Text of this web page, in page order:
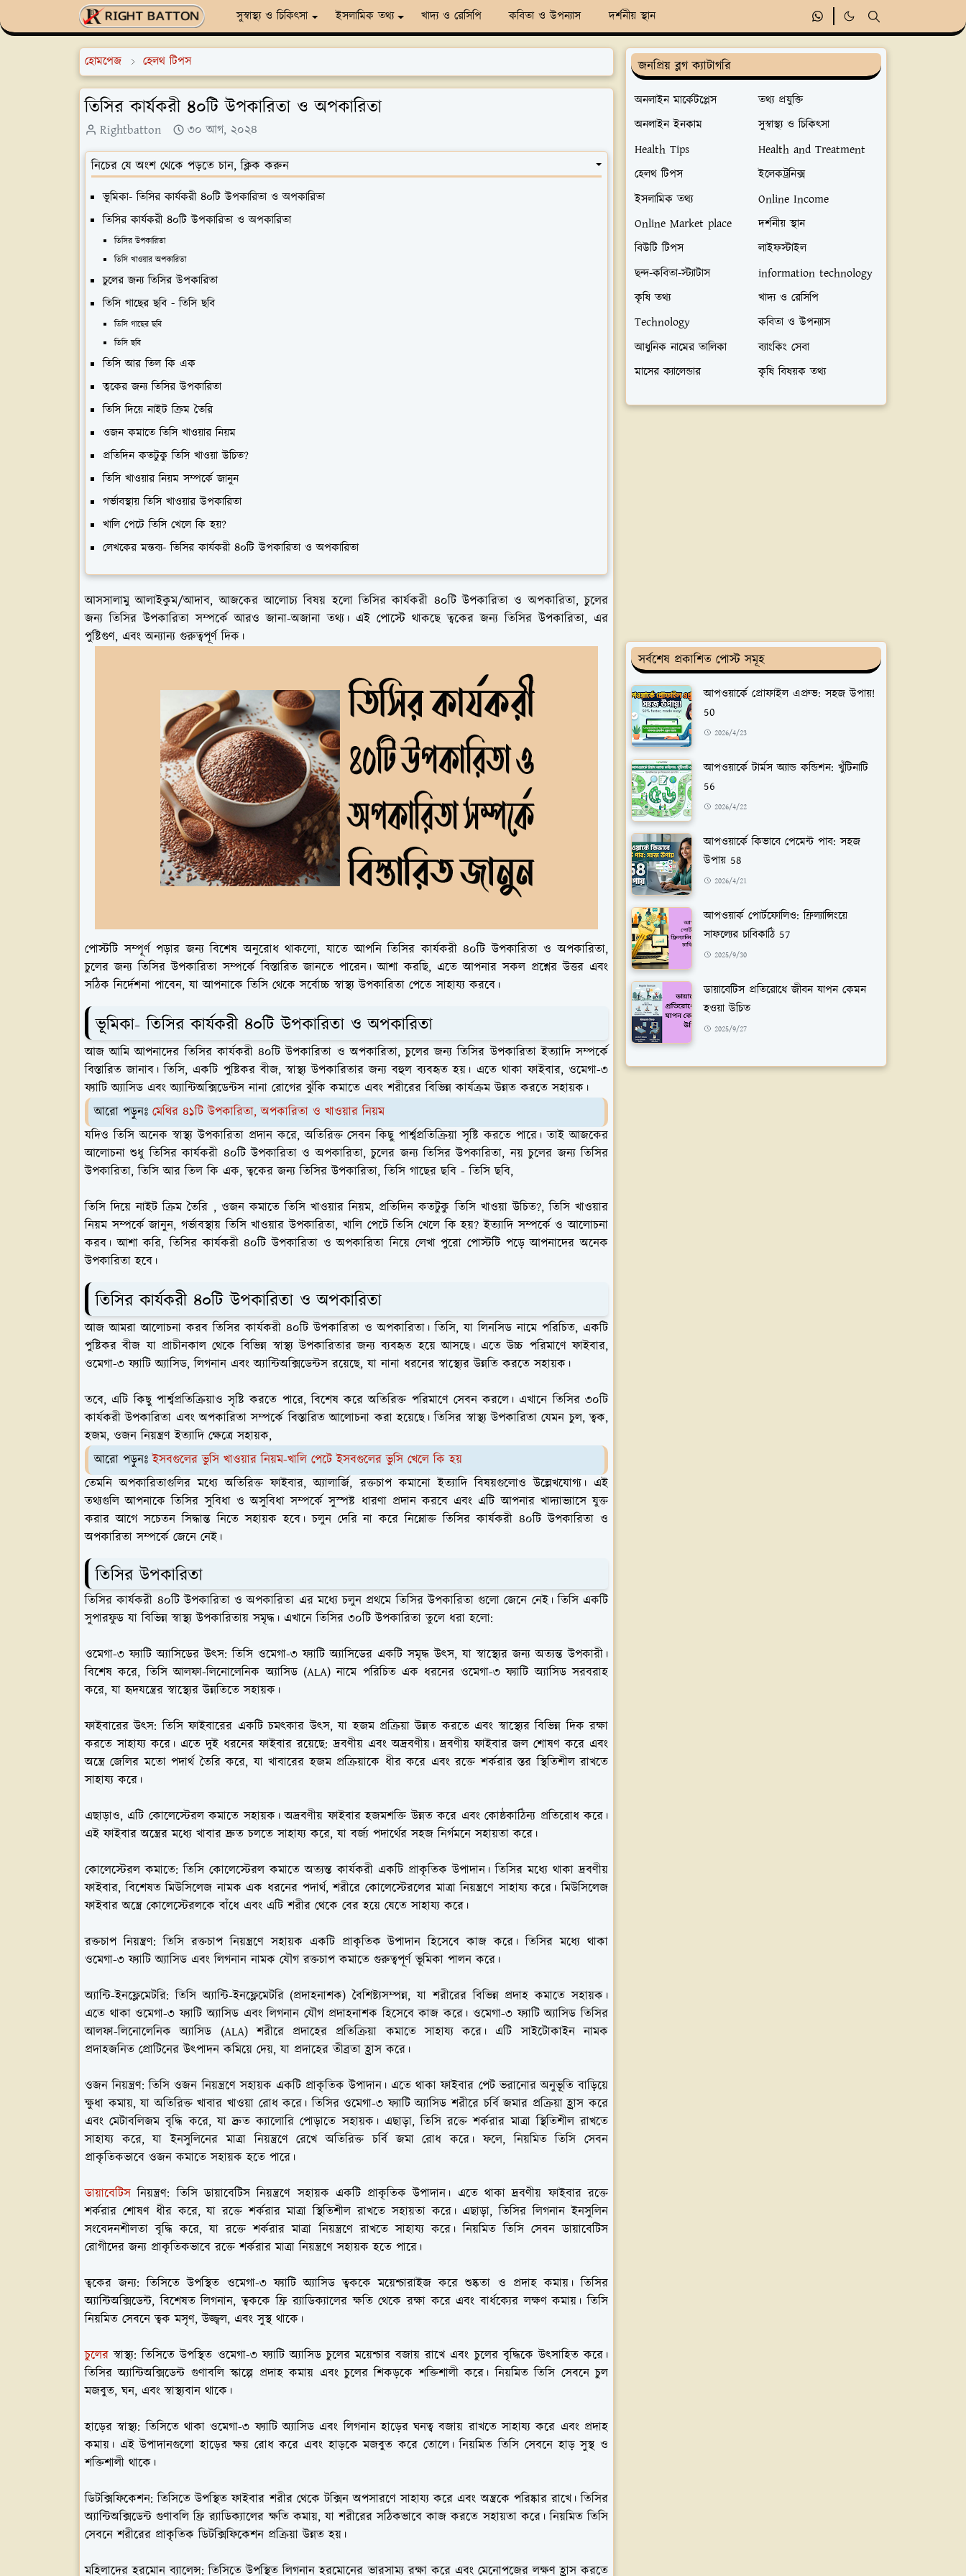
সুস্বাস্থ্য ও চিকিৎসা ইসলামিক তথ্য খাদ্য ও রেসিপি কবিতা ও উপন্যাস দর্শনীয় স্থান
হোমপেজ হেলথ টিপস
তিসির কার্যকরী ৪০টি উপকারিতা ও অপকারিতা
Rightbatton ৩০ আগ, ২০২৪
নিচের যে অংশ থেকে পড়তে চান, ক্লিক করুন
ভূমিকা- তিসির কার্যকরী ৪০টি উপকারিতা ও অপকারিতা
তিসির কার্যকরী ৪০টি উপকারিতা ও অপকারিতা
তিসির উপকারিতা
তিসি খাওয়ার অপকারিতা
চুলের জন্য তিসির উপকারিতা
তিসি গাছের ছবি - তিসি ছবি
তিসি গাছের ছবি
তিসি ছবি
তিসি আর তিল কি এক
ত্বকের জন্য তিসির উপকারিতা
তিসি দিয়ে নাইট ক্রিম তৈরি
ওজন কমাতে তিসি খাওয়ার নিয়ম
প্রতিদিন কতটুকু তিসি খাওয়া উচিত?
তিসি খাওয়ার নিয়ম সম্পর্কে জানুন
গর্ভাবস্থায় তিসি খাওয়ার উপকারিতা
খালি পেটে তিসি খেলে কি হয়?
লেখকের মন্তব্য- তিসির কার্যকরী ৪০টি উপকারিতা ও অপকারিতা
আসসালামু আলাইকুম/আদাব, আজকের আলোচ্য বিষয় হলো তিসির কার্যকরী ৪০টি উপকারিতা ও অপকারিতা, চুলের
জন্য তিসির উপকারিতা সম্পর্কে আরও জানা-অজানা তথ্য। এই পোস্টে থাকছে ত্বকের জন্য তিসির উপকারিতা, এর
পুষ্টিগুণ, এবং অন্যান্য গুরুত্বপূর্ণ দিক।
পোস্টটি সম্পূর্ণ পড়ার জন্য বিশেষ অনুরোধ থাকলো, যাতে আপনি তিসির কার্যকরী ৪০টি উপকারিতা ও অপকারিতা,
চুলের জন্য তিসির উপকারিতা সম্পর্কে বিস্তারিত জানতে পারেন। আশা করছি, এতে আপনার সকল প্রশ্নের উত্তর এবং
সঠিক নির্দেশনা পাবেন, যা আপনাকে তিসি থেকে সর্বোচ্চ স্বাস্থ্য উপকারিতা পেতে সাহায্য করবে।
ভূমিকা- তিসির কার্যকরী ৪০টি উপকারিতা ও অপকারিতা
আজ আমি আপনাদের তিসির কার্যকরী ৪০টি উপকারিতা ও অপকারিতা, চুলের জন্য তিসির উপকারিতা ইত্যাদি সম্পর্কে
বিস্তারিত জানাব। তিসি, একটি পুষ্টিকর বীজ, স্বাস্থ্য উপকারিতার জন্য বহুল ব্যবহৃত হয়। এতে থাকা ফাইবার, ওমেগা-৩
ফ্যাটি অ্যাসিড এবং অ্যান্টিঅক্সিডেন্টস নানা রোগের ঝুঁকি কমাতে এবং শরীরের বিভিন্ন কার্যক্রম উন্নত করতে সহায়ক।
আরো পড়ুনঃ মেথির ৪১টি উপকারিতা, অপকারিতা ও খাওয়ার নিয়ম
যদিও তিসি অনেক স্বাস্থ্য উপকারিতা প্রদান করে, অতিরিক্ত সেবন কিছু পার্শ্বপ্রতিক্রিয়া সৃষ্টি করতে পারে। তাই আজকের
আলোচনা শুধু তিসির কার্যকরী ৪০টি উপকারিতা ও অপকারিতা, চুলের জন্য তিসির উপকারিতা, নয় চুলের জন্য তিসির
উপকারিতা, তিসি আর তিল কি এক, ত্বকের জন্য তিসির উপকারিতা, তিসি গাছের ছবি - তিসি ছবি,
তিসি দিয়ে নাইট ক্রিম তৈরি , ওজন কমাতে তিসি খাওয়ার নিয়ম, প্রতিদিন কতটুকু তিসি খাওয়া উচিত?, তিসি খাওয়ার
নিয়ম সম্পর্কে জানুন, গর্ভাবস্থায় তিসি খাওয়ার উপকারিতা, খালি পেটে তিসি খেলে কি হয়? ইত্যাদি সম্পর্কে ও আলোচনা
করব। আশা করি, তিসির কার্যকরী ৪০টি উপকারিতা ও অপকারিতা নিয়ে লেখা পুরো পোস্টটি পড়ে আপনাদের অনেক
উপকারিতা হবে।
তিসির কার্যকরী ৪০টি উপকারিতা ও অপকারিতা
আজ আমরা আলোচনা করব তিসির কার্যকরী ৪০টি উপকারিতা ও অপকারিতা। তিসি, যা লিনসিড নামে পরিচিত, একটি
পুষ্টিকর বীজ যা প্রাচীনকাল থেকে বিভিন্ন স্বাস্থ্য উপকারিতার জন্য ব্যবহৃত হয়ে আসছে। এতে উচ্চ পরিমাণে ফাইবার,
ওমেগা-৩ ফ্যাটি অ্যাসিড, লিগনান এবং অ্যান্টিঅক্সিডেন্টস রয়েছে, যা নানা ধরনের স্বাস্থ্যের উন্নতি করতে সহায়ক।
তবে, এটি কিছু পার্শ্বপ্রতিক্রিয়াও সৃষ্টি করতে পারে, বিশেষ করে অতিরিক্ত পরিমাণে সেবন করলে। এখানে তিসির ৩০টি
কার্যকরী উপকারিতা এবং অপকারিতা সম্পর্কে বিস্তারিত আলোচনা করা হয়েছে। তিসির স্বাস্থ্য উপকারিতা যেমন চুল, ত্বক,
হজম, ওজন নিয়ন্ত্রণ ইত্যাদি ক্ষেত্রে সহায়ক,
আরো পড়ুনঃইসবগুলের ভুসি খাওয়ার নিয়ম-খালি পেটে ইসবগুলের ভুসি খেলে কি হয়
তেমনি অপকারিতাগুলির মধ্যে অতিরিক্ত ফাইবার, অ্যালার্জি, রক্তচাপ কমানো ইত্যাদি বিষয়গুলোও উল্লেখযোগ্য। এই
তথ্যগুলি আপনাকে তিসির সুবিধা ও অসুবিধা সম্পর্কে সুস্পষ্ট ধারণা প্রদান করবে এবং এটি আপনার খাদ্যাভ্যাসে যুক্ত
করার আগে সচেতন সিদ্ধান্ত নিতে সহায়ক হবে। চলুন দেরি না করে নিম্নোক্ত তিসির কার্যকরী ৪০টি উপকারিতা ও
অপকারিতা সম্পর্কে জেনে নেই।
তিসির উপকারিতা
তিসির কার্যকরী ৪০টি উপকারিতা ও অপকারিতা এর মধ্যে চলুন প্রথমে তিসির উপকারিতা গুলো জেনে নেই। তিসি একটি
সুপারফুড যা বিভিন্ন স্বাস্থ্য উপকারিতায় সমৃদ্ধ। এখানে তিসির ৩০টি উপকারিতা তুলে ধরা হলো:
ওমেগা-৩ ফ্যাটি অ্যাসিডের উৎস: তিসি ওমেগা-৩ ফ্যাটি অ্যাসিডের একটি সমৃদ্ধ উৎস, যা স্বাস্থ্যের জন্য অত্যন্ত উপকারী।
বিশেষ করে, তিসি আলফা-লিনোলেনিক অ্যাসিড (ALA) নামে পরিচিত এক ধরনের ওমেগা-৩ ফ্যাটি অ্যাসিড সরবরাহ
করে, যা হৃদযন্ত্রের স্বাস্থ্যের উন্নতিতে সহায়ক।
ফাইবারের উৎস: তিসি ফাইবারের একটি চমৎকার উৎস, যা হজম প্রক্রিয়া উন্নত করতে এবং স্বাস্থ্যের বিভিন্ন দিক রক্ষা
করতে সাহায্য করে। এতে দুই ধরনের ফাইবার রয়েছে: দ্রবণীয় এবং অদ্রবণীয়। দ্রবণীয় ফাইবার জল শোষণ করে এবং
অন্ত্রে জেলির মতো পদার্থ তৈরি করে, যা খাবারের হজম প্রক্রিয়াকে ধীর করে এবং রক্তে শর্করার স্তর স্থিতিশীল রাখতে
সাহায্য করে।
এছাড়াও, এটি কোলেস্টেরল কমাতে সহায়ক। অদ্রবণীয় ফাইবার হজমশক্তি উন্নত করে এবং কোষ্ঠকাঠিন্য প্রতিরোধ করে।
এই ফাইবার অন্ত্রের মধ্যে খাবার দ্রুত চলতে সাহায্য করে, যা বর্জ্য পদার্থের সহজ নির্গমনে সহায়তা করে।
কোলেস্টেরল কমাতে: তিসি কোলেস্টেরল কমাতে অত্যন্ত কার্যকরী একটি প্রাকৃতিক উপাদান। তিসির মধ্যে থাকা দ্রবণীয়
ফাইবার, বিশেষত মিউসিলেজ নামক এক ধরনের পদার্থ, শরীরে কোলেস্টেরলের মাত্রা নিয়ন্ত্রণে সাহায্য করে। মিউসিলেজ
ফাইবার অন্ত্রে কোলেস্টেরলকে বাঁধে এবং এটি শরীর থেকে বের হয়ে যেতে সাহায্য করে।
রক্তচাপ নিয়ন্ত্রণ: তিসি রক্তচাপ নিয়ন্ত্রণে সহায়ক একটি প্রাকৃতিক উপাদান হিসেবে কাজ করে। তিসির মধ্যে থাকা
ওমেগা-৩ ফ্যাটি অ্যাসিড এবং লিগনান নামক যৌগ রক্তচাপ কমাতে গুরুত্বপূর্ণ ভূমিকা পালন করে।
অ্যান্টি-ইনফ্লেমেটরি: তিসি অ্যান্টি-ইনফ্লেমেটরি (প্রদাহনাশক) বৈশিষ্ট্যসম্পন্ন, যা শরীরের বিভিন্ন প্রদাহ কমাতে সহায়ক।
এতে থাকা ওমেগা-৩ ফ্যাটি অ্যাসিড এবং লিগনান যৌগ প্রদাহনাশক হিসেবে কাজ করে। ওমেগা-৩ ফ্যাটি অ্যাসিড তিসির
আলফা-লিনোলেনিক অ্যাসিড (ALA) শরীরে প্রদাহের প্রতিক্রিয়া কমাতে সাহায্য করে। এটি সাইটোকাইন নামক
প্রদাহজনিত প্রোটিনের উৎপাদন কমিয়ে দেয়, যা প্রদাহের তীব্রতা হ্রাস করে।
ওজন নিয়ন্ত্রণ: তিসি ওজন নিয়ন্ত্রণে সহায়ক একটি প্রাকৃতিক উপাদান। এতে থাকা ফাইবার পেট ভরানোর অনুভূতি বাড়িয়ে
ক্ষুধা কমায়, যা অতিরিক্ত খাবার খাওয়া রোধ করে। তিসির ওমেগা-৩ ফ্যাটি অ্যাসিড শরীরে চর্বি জমার প্রক্রিয়া হ্রাস করে
এবং মেটাবলিজম বৃদ্ধি করে, যা দ্রুত ক্যালোরি পোড়াতে সহায়ক। এছাড়া, তিসি রক্তে শর্করার মাত্রা স্থিতিশীল রাখতে
সাহায্য করে, যা ইনসুলিনের মাত্রা নিয়ন্ত্রণে রেখে অতিরিক্ত চর্বি জমা রোধ করে। ফলে, নিয়মিত তিসি সেবন
প্রাকৃতিকভাবে ওজন কমাতে সহায়ক হতে পারে।
ডায়াবেটিস নিয়ন্ত্রণ: তিসি ডায়াবেটিস নিয়ন্ত্রণে সহায়ক একটি প্রাকৃতিক উপাদান। এতে থাকা দ্রবণীয় ফাইবার রক্তে
শর্করার শোষণ ধীর করে, যা রক্তে শর্করার মাত্রা স্থিতিশীল রাখতে সহায়তা করে। এছাড়া, তিসির লিগনান ইনসুলিন
সংবেদনশীলতা বৃদ্ধি করে, যা রক্তে শর্করার মাত্রা নিয়ন্ত্রণে রাখতে সাহায্য করে। নিয়মিত তিসি সেবন ডায়াবেটিস
রোগীদের জন্য প্রাকৃতিকভাবে রক্তে শর্করার মাত্রা নিয়ন্ত্রণে সহায়ক হতে পারে।
ত্বকের জন্য: তিসিতে উপস্থিত ওমেগা-৩ ফ্যাটি অ্যাসিড ত্বককে ময়েশ্চারাইজ করে শুষ্কতা ও প্রদাহ কমায়। তিসির
অ্যান্টিঅক্সিডেন্ট, বিশেষত লিগনান, ত্বককে ফ্রি র‍্যাডিক্যালের ক্ষতি থেকে রক্ষা করে এবং বার্ধক্যের লক্ষণ কমায়। তিসি
নিয়মিত সেবনে ত্বক মসৃণ, উজ্জ্বল, এবং সুস্থ থাকে।
চুলের স্বাস্থ্য: তিসিতে উপস্থিত ওমেগা-৩ ফ্যাটি অ্যাসিড চুলের ময়েশ্চার বজায় রাখে এবং চুলের বৃদ্ধিকে উৎসাহিত করে।
তিসির অ্যান্টিঅক্সিডেন্ট গুণাবলি স্কাল্পে প্রদাহ কমায় এবং চুলের শিকড়কে শক্তিশালী করে। নিয়মিত তিসি সেবনে চুল
মজবুত, ঘন, এবং স্বাস্থ্যবান থাকে।
হাড়ের স্বাস্থ্য: তিসিতে থাকা ওমেগা-৩ ফ্যাটি অ্যাসিড এবং লিগনান হাড়ের ঘনত্ব বজায় রাখতে সাহায্য করে এবং প্রদাহ
কমায়। এই উপাদানগুলো হাড়ের ক্ষয় রোধ করে এবং হাড়কে মজবুত করে তোলে। নিয়মিত তিসি সেবনে হাড় সুস্থ ও
শক্তিশালী থাকে।
ডিটক্সিফিকেশন: তিসিতে উপস্থিত ফাইবার শরীর থেকে টক্সিন অপসারণে সাহায্য করে এবং অন্ত্রকে পরিষ্কার রাখে। তিসির
অ্যান্টিঅক্সিডেন্ট গুণাবলি ফ্রি র‍্যাডিক্যালের ক্ষতি কমায়, যা শরীরের সঠিকভাবে কাজ করতে সহায়তা করে। নিয়মিত তিসি
সেবনে শরীরের প্রাকৃতিক ডিটক্সিফিকেশন প্রক্রিয়া উন্নত হয়।
মহিলাদের হরমোন ব্যালেন্স: তিসিতে উপস্থিত লিগনান হরমোনের ভারসাম্য রক্ষা করে এবং মেনোপজের লক্ষণ হ্রাস করতে
জনপ্রিয় ব্লগ ক্যাটাগরি
অনলাইন মার্কেটপ্লেস
তথ্য প্রযুক্তি
অনলাইন ইনকাম
সুস্বাস্থ্য ও চিকিৎসা
Health Tips
Health and Treatment
হেলথ টিপস
ইলেকট্রনিক্স
ইসলামিক তথ্য
Online Income
Online Market place
দর্শনীয় স্থান
বিউটি টিপস
লাইফস্টাইল
ছন্দ-কবিতা-স্ট্যাটাস
information technology
কৃষি তথ্য
খাদ্য ও রেসিপি
Technology
কবিতা ও উপন্যাস
আধুনিক নামের তালিকা
ব্যাংকিং সেবা
মাসের ক্যালেন্ডার
কৃষি বিষয়ক তথ্য
সর্বশেষ প্রকাশিত পোস্ট সমূহ
আপওয়ার্কে প্রোফাইল এপ্রুভ: সহজ উপায়!
50
2026/4/23
আপওয়ার্কে টার্মস অ্যান্ড কন্ডিশন: খুঁটিনাটি
56
2026/4/22
আপওয়ার্কে কিভাবে পেমেন্ট পাব: সহজ
উপায় 58
2026/4/21
আপওয়ার্ক পোর্টফোলিও: ফ্রিল্যান্সিংয়ে
সাফল্যের চাবিকাঠি 57
2025/9/30
ডায়াবেটিস প্রতিরোধে জীবন যাপন কেমন
হওয়া উচিত
2025/9/27